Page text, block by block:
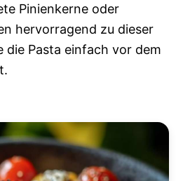
Pinienkerne oder
hervorragend zu dieser
die Pasta einfach vor dem